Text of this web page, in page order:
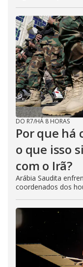
DO R7/HÁ 8 HORAS
Por que há
o que isso
com o Irã?
Arábia Saudita
coordenados dos